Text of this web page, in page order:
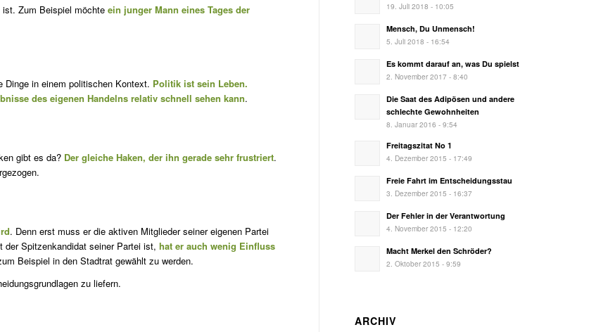
ist. Zum Beispiel möchte ein junger Mann eines Tages der
Dinge in einem politischen Kontext. Politik ist sein Le­ben.
des eigenen Handelns relativ schnell sehen kann.
gibt es da? Der gleiche Haken, der ihn gerade sehr frustriert.
. Denn erst muss er die aktiven Mitglieder seiner eigenen Partei
der Spitzenkandidat seiner Partei ist, hat er auch wenig Einfluss
Beispiel in den Stadtrat gewählt zu werden.
zu liefern.
19. Juli 2018 - 10:05
Mensch, Du Unmensch!
5. Juli 2018 - 16:54
Es kommt darauf an, was Du spielst
2. November 2017 - 8:40
Die Saat des Adipösen und andere
schlechte Gewohnheiten
8. Januar 2016 - 9:54
Freitagszitat No 1
4. Dezember 2015 - 17:49
Freie Fahrt im Entscheidungsstau
3. Dezember 2015 - 16:37
Der Fehler in der Verantwortung
4. November 2015 - 12:20
Macht Merkel den Schröder?
2. Oktober 2015 - 9:59
ARCHIV